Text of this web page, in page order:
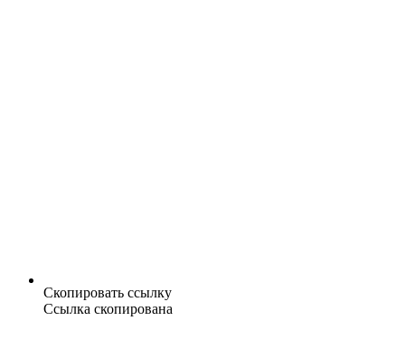
Скопировать ссылку
Ссылка скопирована